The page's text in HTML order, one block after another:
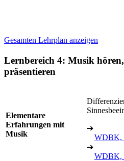
Gesamten Lehrplan anzeigen
Lernbereich 4: Musik
präsentieren
Elementare
Erfahrungen mit
Musik
➔
WDBK,
➔
WDBK,